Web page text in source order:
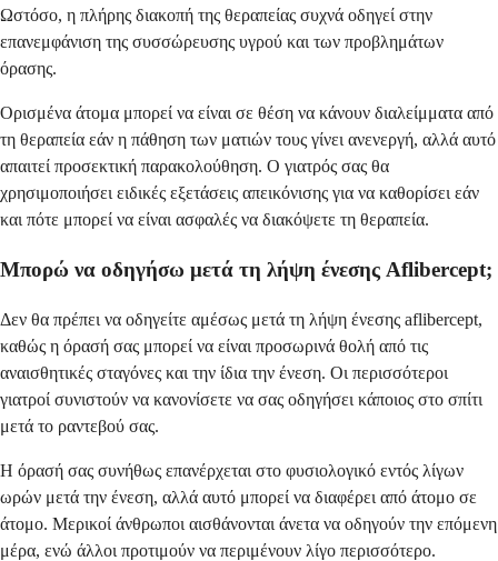
Ωστόσο, η πλήρης διακοπή της θεραπείας συχνά οδηγεί στην
επανεμφάνιση της συσσώρευσης υγρού και των προβλημάτων
όρασης.
Ορισμένα άτομα μπορεί να είναι σε θέση να κάνουν διαλείμματα από
τη θεραπεία εάν η πάθηση των ματιών τους γίνει ανενεργή, αλλά αυτό
απαιτεί προσεκτική παρακολούθηση. Ο γιατρός σας θα
χρησιμοποιήσει ειδικές εξετάσεις απεικόνισης για να καθορίσει εάν
και πότε μπορεί να είναι ασφαλές να διακόψετε τη θεραπεία.
Μπορώ να οδηγήσω μετά τη λήψη ένεσης Aflibercept;
Δεν θα πρέπει να οδηγείτε αμέσως μετά τη λήψη ένεσης aflibercept,
καθώς η όρασή σας μπορεί να είναι προσωρινά θολή από τις
αναισθητικές σταγόνες και την ίδια την ένεση. Οι περισσότεροι
γιατροί συνιστούν να κανονίσετε να σας οδηγήσει κάποιος στο σπίτι
μετά το ραντεβού σας.
Η όρασή σας συνήθως επανέρχεται στο φυσιολογικό εντός λίγων
ωρών μετά την ένεση, αλλά αυτό μπορεί να διαφέρει από άτομο σε
άτομο. Μερικοί άνθρωποι αισθάνονται άνετα να οδηγούν την επόμενη
μέρα, ενώ άλλοι προτιμούν να περιμένουν λίγο περισσότερο.